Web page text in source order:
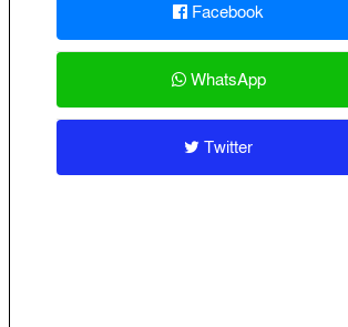
Facebook
WhatsApp
Twitter